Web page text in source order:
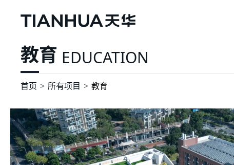
教育 EDUCATION
首页 所有项目 教育